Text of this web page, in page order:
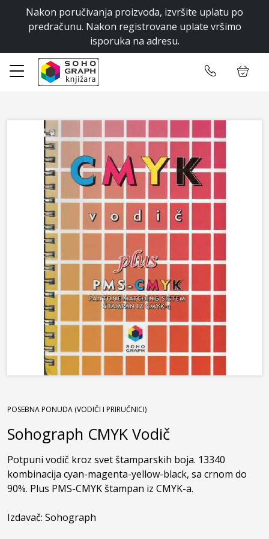
Nakon poručivanja proizvoda, izvršite uplatu po
predračunu. Nakon registrovane uplate vršimo
isporuka na adresu.
Početna
CMYK Vodič
Kontakt
Ulogujte se
POSEBNA PONUDA (VODIČI I PRIRUČNICI)
Sohograph CMYK Vodič
Potpuni vodič kroz svet štamparskih boja. 13340
kombinacija cyan-magenta-yellow-black, sa crnom do
90%. Plus PMS-CMYK štampan iz CMYK-a.
Izdavač: Sohograph